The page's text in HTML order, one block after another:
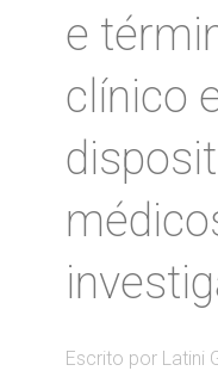
e
clínico
Escrito por Latini